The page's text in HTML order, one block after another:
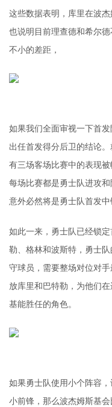
这些数据表明，库里在波
也说明目前理查德和希尔
不小的差距，
如果我们全面审视一下首
出任首发得分后卫的结论
有三场客场比赛中的表现
每场比赛都是勇士队进攻
意外必然将是勇士队首发中
如此一来，勇士队已经锁
勒、格林和波斯特，勇士
守球员，需要整场对位对
放库里和巴特勒，为他们
基能胜任的角色。
如果勇士队使用小个阵容
小前锋，那么波杰姆斯基